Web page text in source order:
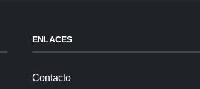
ENLACES
Contacto